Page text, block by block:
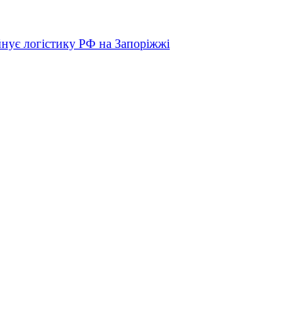
логістику РФ на Запоріжжі